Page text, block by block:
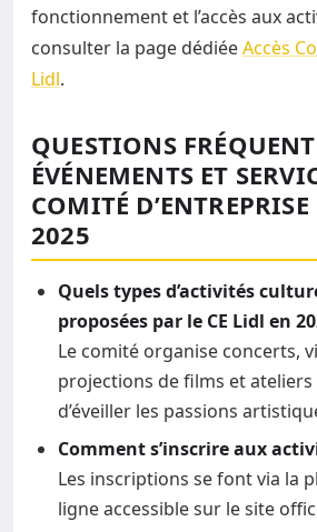
fonctionnement et l’accès aux
consulter la page dédiéeAccès
Lidl.
QUESTIONS
ÉVÉNEMENTS ET
COMITÉ
2025
Quels types d’activités
proposées par le CE Lidl en
Le comité organise concerts,
projections de films et
d’éveiller les passions
Comment s’inscrire aux
Les inscriptions se font via la
ligne accessible sur le site